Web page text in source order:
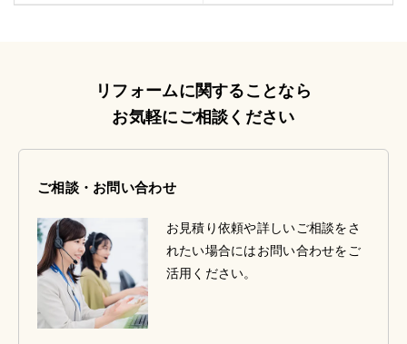
リフォームに関することなら
お気軽にご相談ください
ご相談・お問い合わせ
お見積り依頼や詳しいご相談をさ
れたい場合にはお問い合わせをご
活用ください。